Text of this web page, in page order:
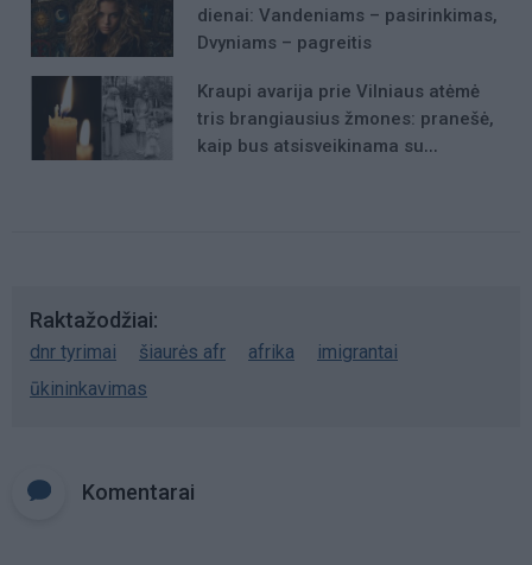
dienai: Vandeniams – pasirinkimas,
Dvyniams – pagreitis
Kraupi avarija prie Vilniaus atėmė
tris brangiausius žmones: pranešė,
kaip bus atsisveikinama su
Raktažodžiai
dnr tyrimai šiaurės afr afrika
imigrantai
ūkininkavimas
Komentarai